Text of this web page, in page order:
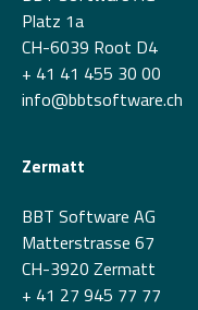
Platz 1a
CH-6039 Root D4
+ 41 41 455 30 00
info@bbtsoftware.ch
Zermatt
BBT Software AG
Matterstrasse 67
CH-3920 Zermatt
+ 41 27 945 77 77